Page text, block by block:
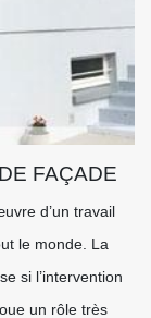
FAÇADE
d’un travail
le monde. La
si l’intervention
un rôle très